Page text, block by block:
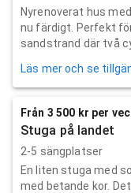
Nyrenoverat hus
nu färdigt. Perfekt
sandstrand där två
Läs mer och se
Från 3 500 kr per
Stuga på landet
2-5 sängplatser
En liten stuga med
med betande kor.